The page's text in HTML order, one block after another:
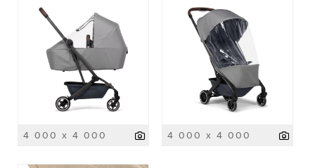
4 000 x 4 000 4 000 x 4 000